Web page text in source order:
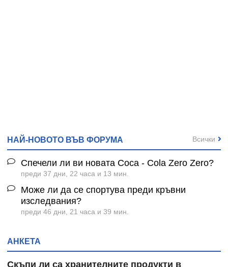
НАЙ-НОВОТО ВЪВ ФОРУМА
Спечели ли ви новата Coca - Cola Zero Zero?
преди 37 дни, 22 часа и 13 мин.
Може ли да се спортува преди кръвни
изследвания?
преди 46 дни, 21 часа и 39 мин.
Всички
АНКЕТА
Скъпи ли са хранителните продукти в